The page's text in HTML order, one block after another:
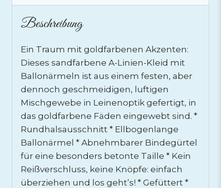
Beschreibung
Ein Traum mit goldfarbenen Akzenten:
Dieses sandfarbene A-Linien-Kleid mit
Ballonärmeln ist aus einem festen, aber
dennoch geschmeidigen, luftigen
Mischgewebe in Leinenoptik gefertigt, in
das goldfarbene Fäden eingewebt sind. *
Rundhalsausschnitt * Ellbogenlange
Ballonärmel * Abnehmbarer Bindegürtel
für eine besonders betonte Taille * Kein
Reißverschluss, keine Knöpfe: einfach
überziehen und los geht’s! * Gefüttert *